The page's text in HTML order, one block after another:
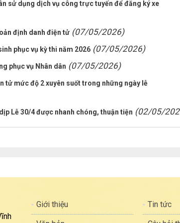
sử dụng dịch vụ công trực tuyến để đăng ký xe
định danh điện tử (07/05/2026)
phục vụ kỳ thi năm 2026 (07/05/2026)
phục vụ Nhân dân (07/05/2026)
tử mức độ 2 xuyên suốt trong những ngày lễ
Lễ 30/4 được nhanh chóng, thuận tiện (02/05/
Giới thiệu Tin tức